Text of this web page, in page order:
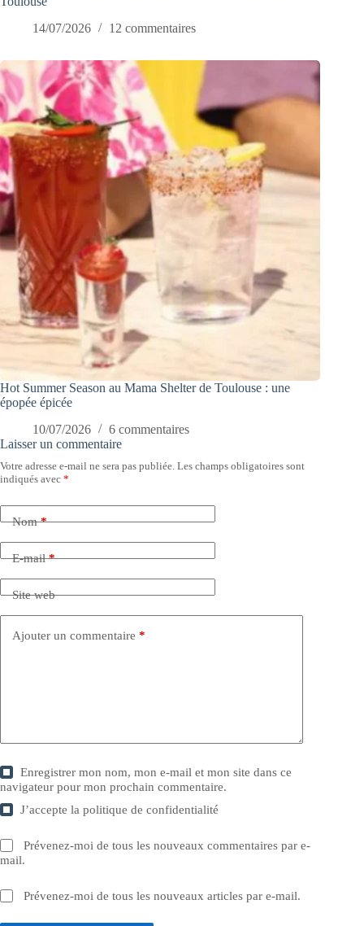
14/07/2026
12 commentaires
Hot Summer Season au Mama Shelter de Toulouse : une
épopée épicée
10/07/2026
6 commentaires
Laisser un commentaire
Votre adresse e-mail ne sera pas publiée. Les champs obligatoires sont
indiqués avec *
Nom*
E-mail*
Site web
Ajouter un commentaire *
Enregistrer mon nom, mon e-mail et mon site dans ce
navigateur pour mon prochain commentaire.
J’accepte lapolitique de confidentialité
Prévenez-moi de tous les nouveaux commentaires par e-
mail.
Prévenez-moi de tous les nouveaux articles par e-mail.